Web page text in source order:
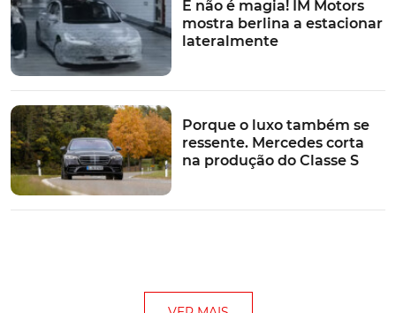
E não é magia! IM Motors
mostra berlina a estacionar
lateralmente
Porque o luxo também se
ressente. Mercedes corta
na produção do Classe S